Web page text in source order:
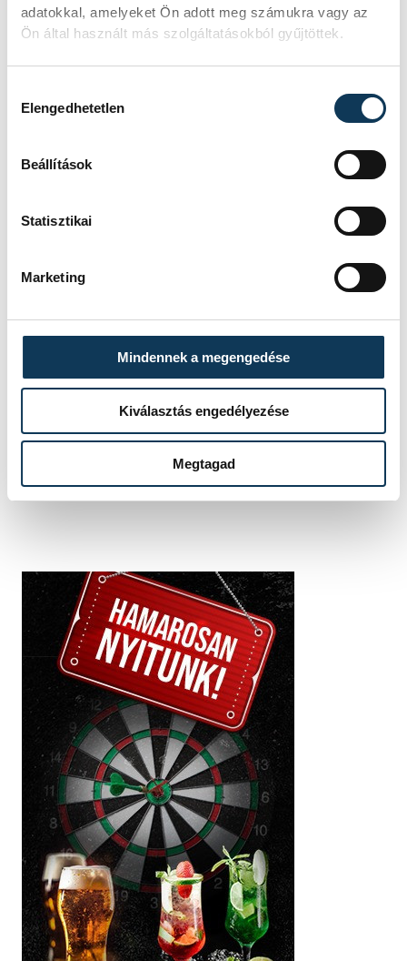
adatokkal, amelyeket Ön adott meg számukra vagy az
Ön által használt más szolgáltatásokból gyűjtöttek.
Elengedhetetlen
Beállítások
Statisztikai
Marketing
Mindennek a megengedése
Kiválasztás engedélyezése
Megtagad
A Verancsics Akadémia szeptembertől újra
várja a témakör után érdeklődőket.
Magyar Lélek Alapítvány
FOTÓS
Zatkalik
András